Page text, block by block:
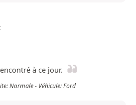
à ce jour.
Normale - Véhicule: Ford